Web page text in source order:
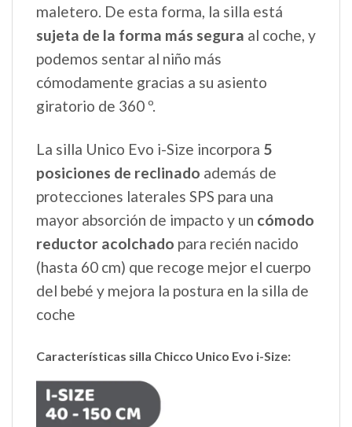
maletero. De esta forma, la silla está
sujeta de la forma más segura al coche, y
podemos sentar al niño más
cómodamente gracias a su asiento
giratorio de 360 º.
La silla Unico Evo i-Size incorpora 5
posiciones de reclinado además de
protecciones laterales SPS para una
mayor absorción de impacto y un cómodo
reductor acolchado para recién nacido
(hasta 60 cm) que recoge mejor el cuerpo
del bebé y mejora la postura en la silla de
coche
Características silla Chicco Unico Evo i-Size: